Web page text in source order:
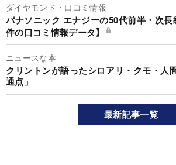
ダイヤモンド・口コミ情報
パナソニック エナジーの50代前半・次
件の口コミ情報データ】
ニュースな本
クリントンが語ったシロアリ・クモ・人
通点」
最新記事一覧